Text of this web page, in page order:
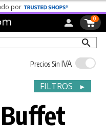
por
0
Precios Sin IVA
FILTROS ►